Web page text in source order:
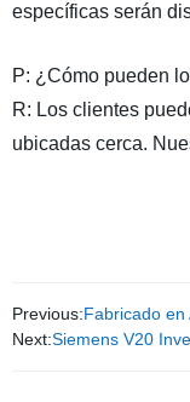
específicas serán
P: ¿Cómo pueden
R: Los clientes
ubicadas cerca.
Previous:Fabricado
Next:Siemens V20